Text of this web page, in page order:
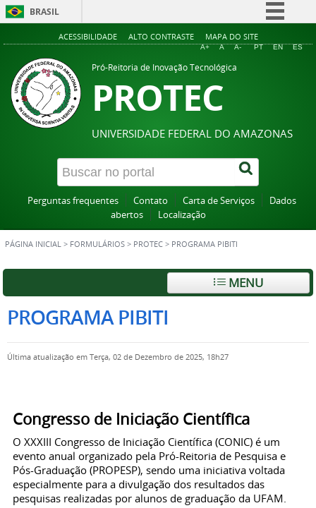
BRASIL
Simplifique!
Acesso à informação
ACESSIBILIDADE ALTO CONTRASTE MAPA DO SITE
A+ A A- PT EN ES
Pró-Reitoria de Inovação Tecnológica
PROTEC
UNIVERSIDADE FEDERAL DO AMAZONAS
Perguntas frequentes Contato Carta de Serviços
Dados
abertos
Localização
PÁGINA INICIAL > FORMULÁRIOS > PROTEC > PROGRAMA PIBITI
MENU
PROGRAMA PIBITI
Última atualização em Terça, 02 de Dezembro de 2025, 18h27
Congresso de Iniciação Científica
O XXXIII Congresso de Iniciação Científica (CONIC) é um
evento anual organizado pela Pró-Reitoria de Pesquisa e
Pós-Graduação (PROPESP), sendo uma iniciativa voltada
especialmente para a divulgação dos resultados das
pesquisas realizadas por alunos de graduação da UFAM.